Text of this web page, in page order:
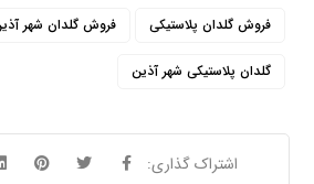
فروش گلدان پلاستیکی فروش گلدان شهر
گلدان پلاستیکی شهر آذین